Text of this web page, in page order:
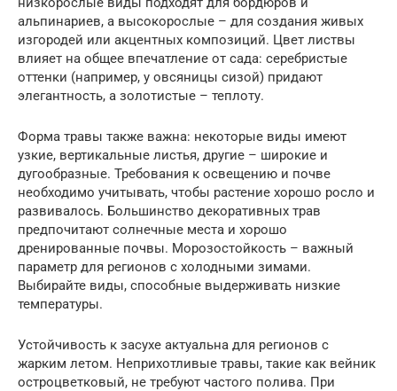
альпинариев, а высокорослые – для создания живых
изгородей или акцентных композиций. Цвет листвы
влияет на общее впечатление от сада: серебристые
оттенки (например, у овсяницы сизой) придают
элегантность, а золотистые – теплоту.
Форма травы также важна: некоторые виды имеют
узкие, вертикальные листья, другие – широкие и
дугообразные. Требования к освещению и почве
необходимо учитывать, чтобы растение хорошо росло и
развивалось. Большинство декоративных трав
предпочитают солнечные места и хорошо
дренированные почвы. Морозостойкость – важный
параметр для регионов с холодными зимами.
Выбирайте виды, способные выдерживать низкие
температуры.
Устойчивость к засухе актуальна для регионов с
жарким летом. Неприхотливые травы, такие как вейник
остроцветковый, не требуют частого полива. При